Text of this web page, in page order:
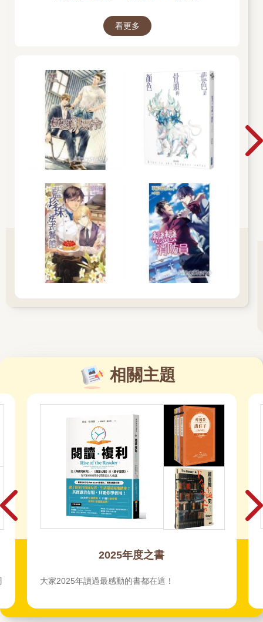
看更多
相關主題
2025暢銷百大-總榜